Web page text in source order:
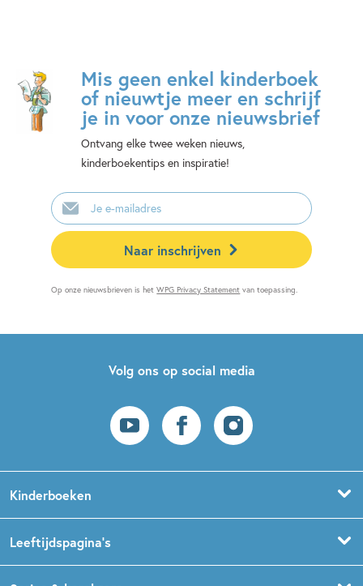
Mis geen enkel kinderboek
of nieuwtje meer en schrijf
je in voor onze nieuwsbrief
Ontvang elke twee weken nieuws,
kinderboekentips en inspiratie!
E-
mailadres
Naar inschrijven
Op onze nieuwsbrieven is hetWPG Privacy Statement van toepassing.
Volg ons op social media
Kinderboeken
Prentenboeken
Leeftijdspagina’s